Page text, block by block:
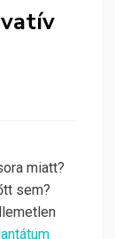
miatt?
sem?